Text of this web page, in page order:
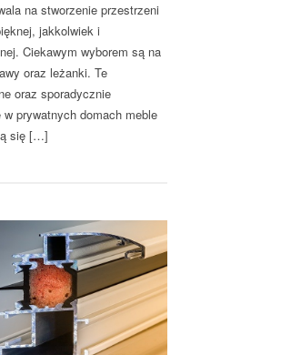
na stworzenie przestrzeni
jakkolwiek i
Ciekawym wyborem są na
oraz leżanki. Te
oraz sporadycznie
prywatnych domach meble
się […]